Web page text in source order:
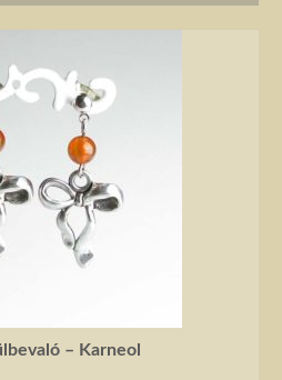
– Karneol